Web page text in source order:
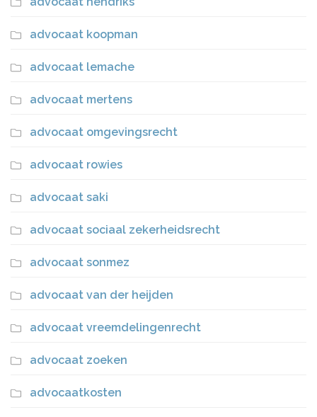
advocaat koopman
advocaat lemache
advocaat mertens
advocaat omgevingsrecht
advocaat rowies
advocaat saki
advocaat sociaal zekerheidsrecht
advocaat sonmez
advocaat van der heijden
advocaat vreemdelingenrecht
advocaat zoeken
advocaatkosten